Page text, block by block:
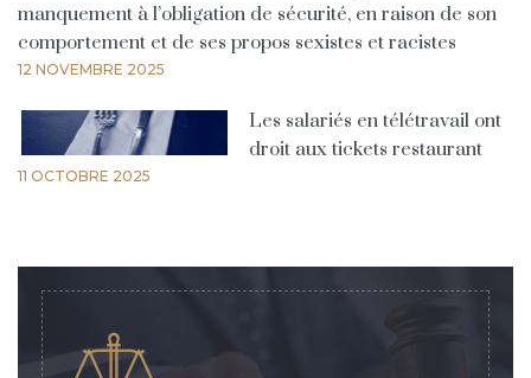
manquement à l’obligation de sécurité, en raison de son
comportement et de ses propos sexistes et racistes
12 NOVEMBRE 2025
Les salariés en télétravail ont
droit aux tickets restaurant
11 OCTOBRE 2025